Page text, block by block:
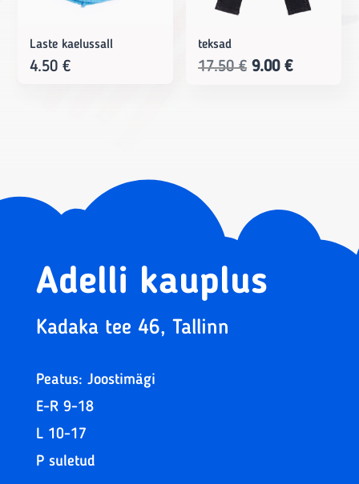
Laste kaelussall
4.50€
teksad
17.50€ Original
9.00€Current
Adelli kauplus
Kadaka tee 46, Tallinn
Peatus: Joostimägi
E-R 9-18
L 10-17
P suletud